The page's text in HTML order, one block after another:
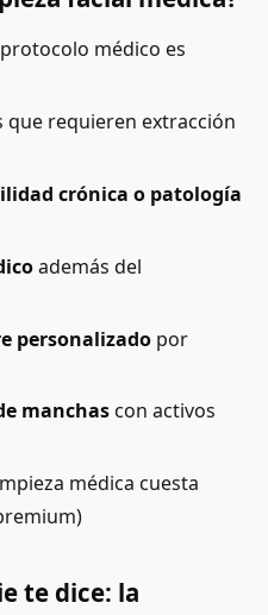
médico es
que requieren extracción
crónica o patología
además del
personalizado por
manchascon activos
médica cuesta
te dice: la